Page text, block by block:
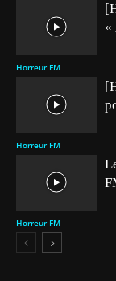
Horreur FM
«
Horreur FM
Horreur FM